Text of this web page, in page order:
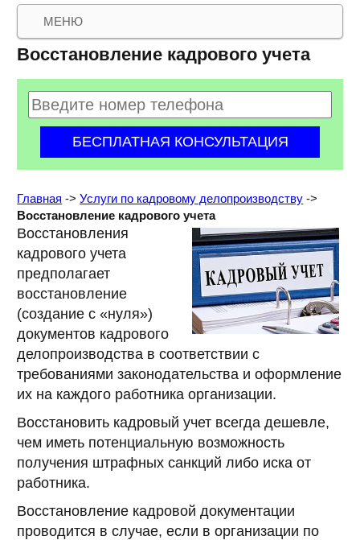
МЕНЮ
Восстановление кадрового учета
Главная ->Услуги по кадровому делопроизводству ->
Восстановление кадрового учета
Восстановления
кадрового учета
предполагает
восстановление
(создание с «нуля»)
документов кадрового
делопроизводства в соответствии с
требованиями законодательства и оформление
их на каждого работника организации.
Восстановить кадровый учет всегда дешевле,
чем иметь потенциальную возможность
получения штрафных санкций либо иска от
работника.
Восстановление кадровой документации
проводится в случае, если в организации по